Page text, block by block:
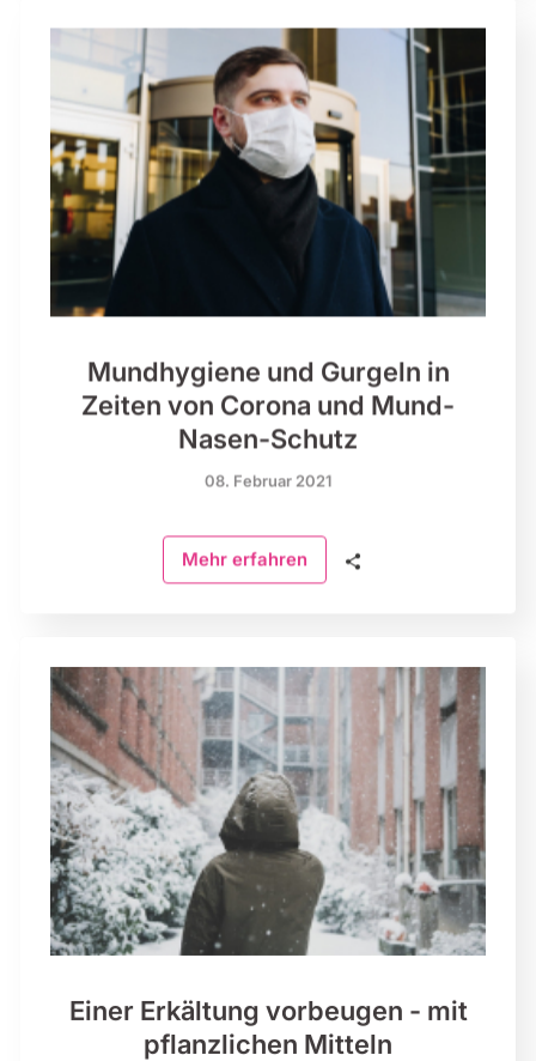
Mundhygiene und Gurgeln in
Zeiten von Corona und Mund-
Nasen-Schutz
08. Februar 2021
Mehr erfahren 🗣
Einer Erkältung vorbeugen - mit
pflanzlichen Mitteln